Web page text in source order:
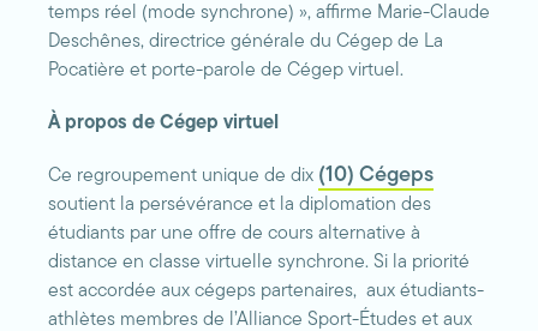
temps réel (mode synchrone) », affirme Marie-Claude
Deschênes, directrice générale du Cégep de La
Pocatière et porte-parole de Cégep virtuel.
À propos de Cégep virtuel
Ce regroupement unique de dix (10) Cégeps
soutient la persévérance et la diplomation des
étudiants par une offre de cours alternative à
distance en classe virtuelle synchrone. Si la priorité
est accordée aux cégeps partenaires, aux étudiants-
athlètes membres de l’Alliance Sport-Études et aux